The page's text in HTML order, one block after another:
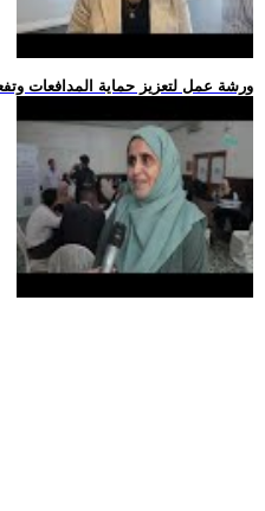
.. ورشة عمل لتعزيز حماية المدافعات